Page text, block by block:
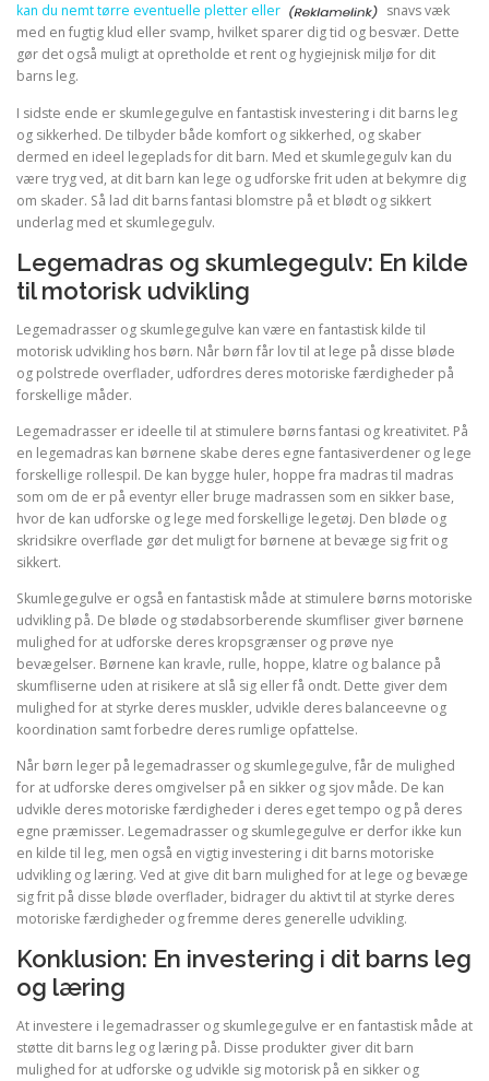
kan du nemt tørre eventuelle pletter eller
snavs væk
med en fugtig klud eller svamp, hvilket sparer dig tid og besvær. Dette
gør det også muligt at opretholde et rent og hygiejnisk miljø for dit
barns leg.
I sidste ende er skumlegegulve en fantastisk investering i dit barns leg
og sikkerhed. De tilbyder både komfort og sikkerhed, og skaber
dermed en ideel legeplads for dit barn. Med et skumlegegulv kan du
være tryg ved, at dit barn kan lege og udforske frit uden at bekymre dig
om skader. Så lad dit barns fantasi blomstre på et blødt og sikkert
underlag med et skumlegegulv.
Legemadras og skumlegegulv: En kilde
til motorisk udvikling
Legemadrasser og skumlegegulve kan være en fantastisk kilde til
motorisk udvikling hos børn. Når børn får lov til at lege på disse bløde
og polstrede overflader, udfordres deres motoriske færdigheder på
forskellige måder.
Legemadrasser er ideelle til at stimulere børns fantasi og kreativitet. På
en legemadras kan børnene skabe deres egne fantasiverdener og lege
forskellige rollespil. De kan bygge huler, hoppe fra madras til madras
som om de er på eventyr eller bruge madrassen som en sikker base,
hvor de kan udforske og lege med forskellige legetøj. Den bløde og
skridsikre overflade gør det muligt for børnene at bevæge sig frit og
sikkert.
Skumlegegulve er også en fantastisk måde at stimulere børns motoriske
udvikling på. De bløde og stødabsorberende skumfliser giver børnene
mulighed for at udforske deres kropsgrænser og prøve nye
bevægelser. Børnene kan kravle, rulle, hoppe, klatre og balance på
skumfliserne uden at risikere at slå sig eller få ondt. Dette giver dem
mulighed for at styrke deres muskler, udvikle deres balanceevne og
koordination samt forbedre deres rumlige opfattelse.
Når børn leger på legemadrasser og skumlegegulve, får de mulighed
for at udforske deres omgivelser på en sikker og sjov måde. De kan
udvikle deres motoriske færdigheder i deres eget tempo og på deres
egne præmisser. Legemadrasser og skumlegegulve er derfor ikke kun
en kilde til leg, men også en vigtig investering i dit barns motoriske
udvikling og læring. Ved at give dit barn mulighed for at lege og bevæge
sig frit på disse bløde overflader, bidrager du aktivt til at styrke deres
motoriske færdigheder og fremme deres generelle udvikling.
Konklusion: En investering i dit barns leg
og læring
At investere i legemadrasser og skumlegegulve er en fantastisk måde at
støtte dit barns leg og læring på. Disse produkter giver dit barn
mulighed for at udforske og udvikle sig motorisk på en sikker og